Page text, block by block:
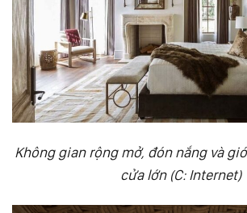
Không gian rộng mở, đón nắng và
cửa lớn (C: Internet)